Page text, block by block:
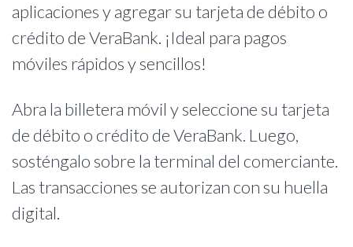
aplicaciones y agregar su tarjeta de débito o
crédito de VeraBank. ¡Ideal para pagos
móviles rápidos y sencillos!
Abra la billetera móvil y seleccione su tarjeta
de débito o crédito de VeraBank. Luego,
sosténgalo sobre la terminal del comerciante.
Las transacciones se autorizan con su huella
digital.